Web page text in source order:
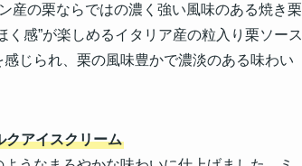
産の栗ならではの濃く強い風味のある焼き栗
感”が楽しめるイタリア産の粒入り栗ソース
じられ、栗の風味豊かで濃淡のある味わい
クアイスクリーム